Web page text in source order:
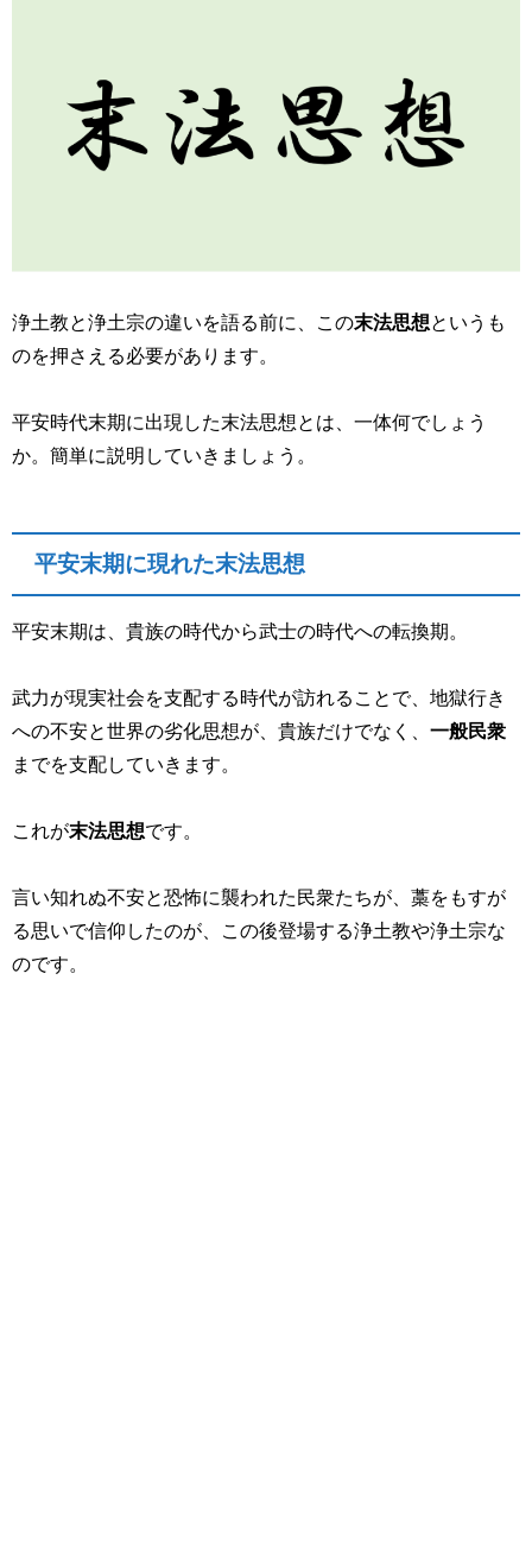
浄土教と浄土宗の違いを語る前に、この末法思想というも
のを押さえる必要があります。
平安時代末期に出現した末法思想とは、一体何でしょう
か。簡単に説明していきましょう。
平安末期に現れた末法思想
平安末期は、貴族の時代から武士の時代への転換期。
武力が現実社会を支配する時代が訪れることで、地獄行き
への不安と世界の劣化思想が、貴族だけでなく、 一般民衆
までを支配していきます。
これが末法思想です。
言い知れぬ不安と恐怖に襲われた民衆たちが、藁をもすが
る思いで信仰したのが、この後登場する浄土教や浄土宗な
のです。